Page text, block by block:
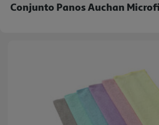
Conjunto Panos Auchan